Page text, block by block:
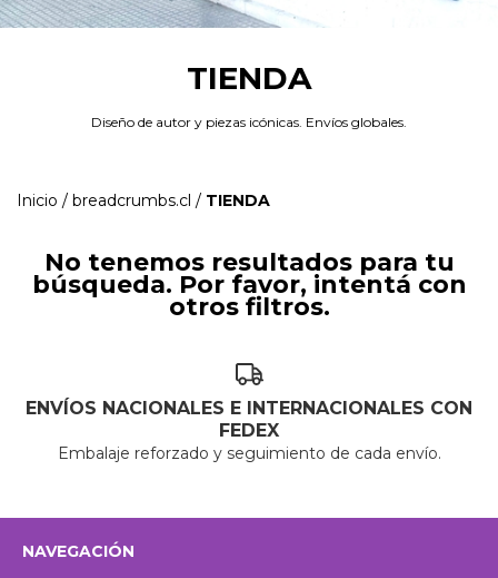
TIENDA
Diseño de autor y piezas icónicas. Envíos globales.
Inicio / breadcrumbs.cl / TIENDA
No tenemos resultados para tu
búsqueda. Por favor, intentá con
otros filtros.
ENVÍOS NACIONALES E INTERNACIONALES CON
FEDEX
Embalaje reforzado y seguimiento de cada envío.
NAVEGACIÓN